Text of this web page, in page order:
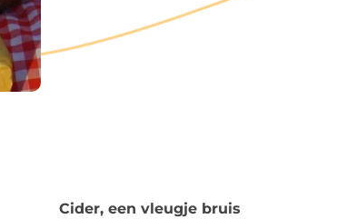
Cider, een vleugje bruis